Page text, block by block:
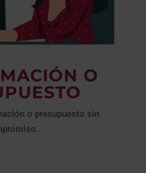
O
o presupuesto sin